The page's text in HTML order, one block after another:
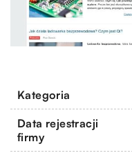
Kategoria
Data rejestracji
firmy